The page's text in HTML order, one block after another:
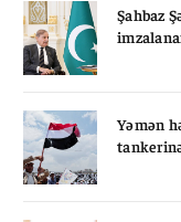
Şahbaz
Yəmən